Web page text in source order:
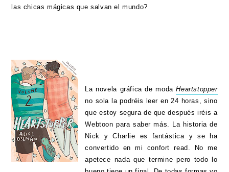
las chicas mágicas que salvan el mundo?
La novela gráfica de modaHeartstopper
no sola la podréis leer en 24 horas, sino
que estoy segura de que después iréis a
Webtoon para saber más. La historia de
Nick y Charlie es fantástica y se ha
convertido en mi confort read. No me
apetece nada que termine pero todo lo